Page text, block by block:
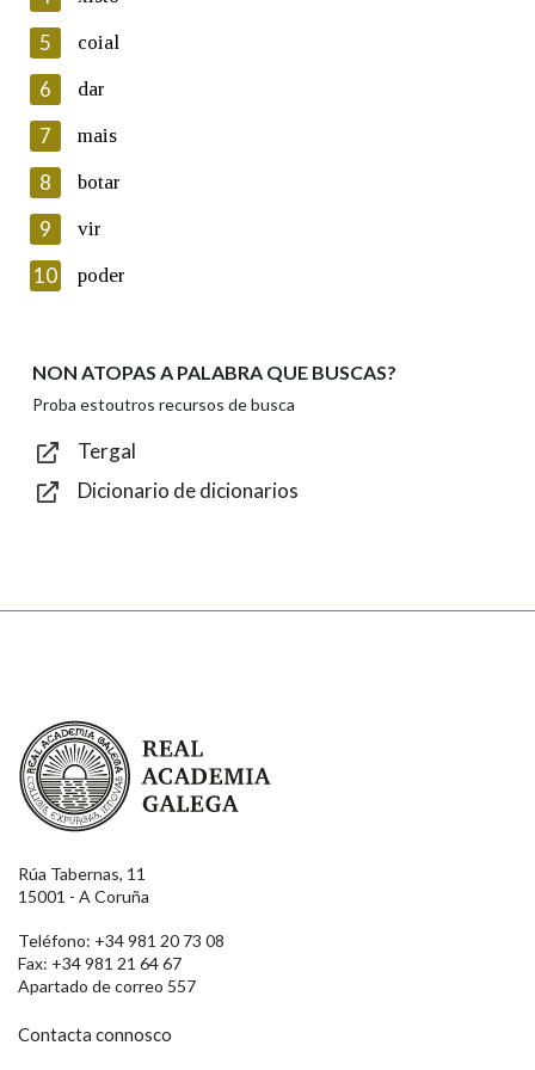
Lin e acepto as condicións da política de
Introduce o código que aparece na imaxe:
Texto de verificación
Enviar
5 coial
6 dar
7 mais
8 botar
9 vir
10 poder
NON ATOPAS A PALABRA QUE BUSCAS?
Proba estoutros recursos de busca
Tergal
Dicionario de dicionarios
Real Academia Galega
Rúa Tabernas, 11
15001 - A Coruña
Teléfono: +34 981 20 73 08
Fax: +34 981 21 64 67
Apartado de correo 557
Contacta connosco